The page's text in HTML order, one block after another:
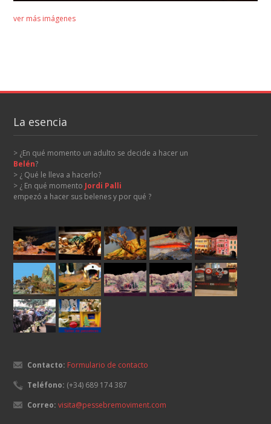
ver más imágenes
La esencia
> ¿En qué momento un adulto se decide a hacer un
Belén?
> ¿ Qué le lleva a hacerlo?
> ¿ En qué momentoJordi Palli
empezó a hacer sus belenes y por qué ?
Contacto: Formulario de contacto
Teléfono: (+34) 689 174 387
Correo: visita@pessebremoviment.com